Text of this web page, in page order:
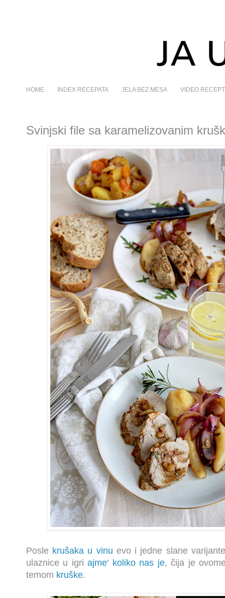
HOME INDEX RECEPATA JELA BEZ MESA VIDEO
Svinjski file sa karamelizovanim
Posle krušaka u vinu evo i jedne slane
ulaznice u igriajme' koliko nas je, čija je
temom kruške.